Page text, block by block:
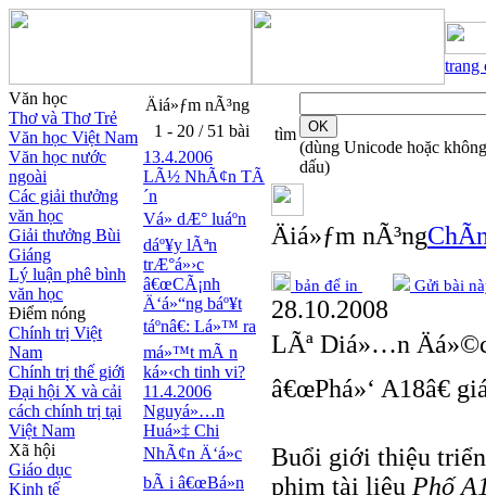
trang
Văn học
Thơ và Thơ Trẻ
Văn học Việt Nam
Văn học nước
ngoài
Các giải thưởng
văn học
Giải thưởng Bùi
Giáng
Lý luận phê bình
văn học
Điểm nóng
Chính trị Việt
Nam
Chính trị thế giới
Đại hội X và cải
cách chính trị tại
Việt Nam
Xã hội
Giáo dục
Kinh tế
Äiá»ƒm nÃ³ng
1 - 20 / 51 bài
13.4.2006
LÃ½ NhÃ¢n TÃ
´n
Vá» dÆ° luáº­n
dáº¥y lÃªn
trÆ°á»›c
â€œCÃ¡nh
Ä‘á»“ng báº¥t
táº­nâ€: Lá»™ ra
má»™t mÃ n
ká»‹ch tinh vi?
11.4.2006
Nguyá»…n
Huá»‡ Chi
NhÃ¢n Ä‘á»c
bÃ i â€œBá»n
tìm
(dùng Unicode hoặc không
dấu)
Äiá»ƒm nÃ³ng
bản để in Gửi bài
28.10.2008
LÃª Diá»…n
â€œPhá»‘ A18â€
Buổi giới thiệu
phim tài liệu Phố